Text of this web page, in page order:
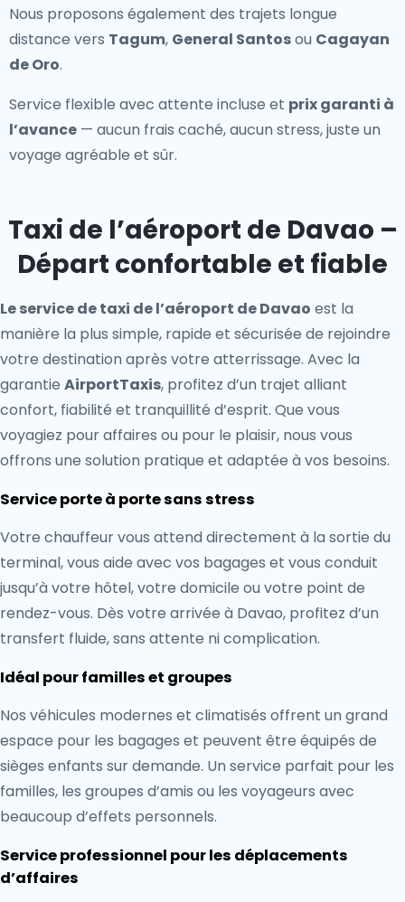
Nous proposons également des trajets longue
distance vers Tagum, General Santosou Cagayan
de Oro.
Service flexible avec attente incluse et prix garanti à
l’avance — aucun frais caché, aucun stress, juste un
voyage agréable et sûr.
Taxi de l’aéroport de Davao –
Départ confortable et fiable
Le service de taxi de l’aéroport de Davao est la
manière la plus simple, rapide et sécurisée de rejoindre
votre destination après votre atterrissage. Avec la
garantie AirportTaxis, profitez d’un trajet alliant
confort, fiabilité et tranquillité d’esprit. Que vous
voyagiez pour affaires ou pour le plaisir, nous vous
offrons une solution pratique et adaptée à vos besoins.
Service porte à porte sans stress
Votre chauffeur vous attend directement à la sortie du
terminal, vous aide avec vos bagages et vous conduit
jusqu’à votre hôtel, votre domicile ou votre point de
rendez-vous. Dès votre arrivée à Davao, profitez d’un
transfert fluide, sans attente ni complication.
Idéal pour familles et groupes
Nos véhicules modernes et climatisés offrent un grand
espace pour les bagages et peuvent être équipés de
sièges enfants sur demande. Un service parfait pour les
familles, les groupes d’amis ou les voyageurs avec
beaucoup d’effets personnels.
Service professionnel pour les déplacements
d’affaires